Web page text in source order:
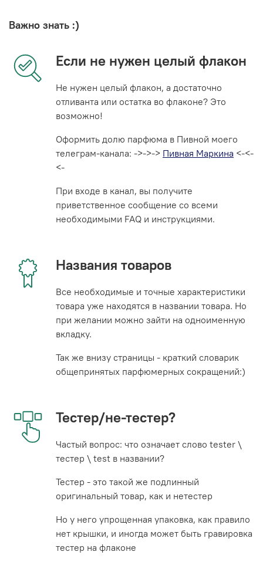
Важно знать :)
Если не нужен целый флакон
Не нужен целый флакон, а достаточно
отливанта или остатка во флаконе? Это
возможно!
Оформить долю парфюма в Пивной моего
телеграм-канала: ->->-> Пивная Маркина <-<-
<-
При входе в канал, вы получите
приветственное сообщение со всеми
необходимыми FAQ и инструкциями.
Названия товаров
Все необходимые и точные характеристики
товара уже находятся в названии товара. Но
при желании можно зайти на одноименную
вкладку.
Так же внизу страницы - краткий словарик
общепринятых парфюмерных сокращений:)
Тестер/не-тестер?
Частый вопрос: что означает слово tester \
тестер \ test в названии?
Тестер - это такой же подлинный
оригинальный товар, как и нетестер
Но у него упрощенная упаковка, как правило
нет крышки, и иногда может быть гравировка
тестер на флаконе